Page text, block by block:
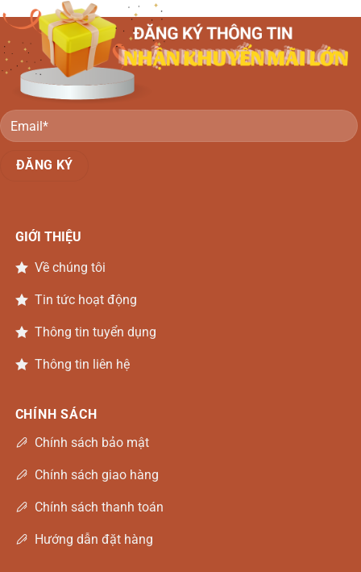
Nai
Nga
Gỗ
Đồng
GIỚI THIỆU
Về chúng tôi
Tin tức hoạt động
Thông tin tuyển dụng
Thông tin liên hệ
CHÍNH SÁCH
Chính sách bảo mật
Chính sách giao hàng
Chính sách thanh toán
Hướng dẫn đặt hàng